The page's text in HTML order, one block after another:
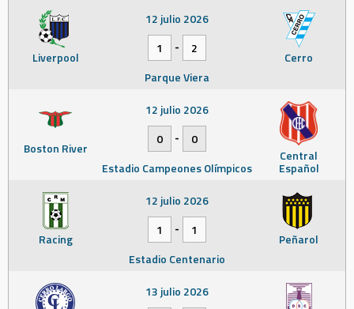
Liverpool Cerro
12 julio 2026
1
-
2
Parque Viera
Boston River Central
Español
12 julio 2026
0
-
0
Estadio Campeones Olímpicos
Racing Peñarol
12 julio 2026
1
-
1
Estadio Centenario
13 julio 2026